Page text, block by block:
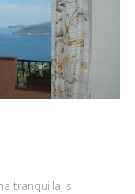
tranquilla, si